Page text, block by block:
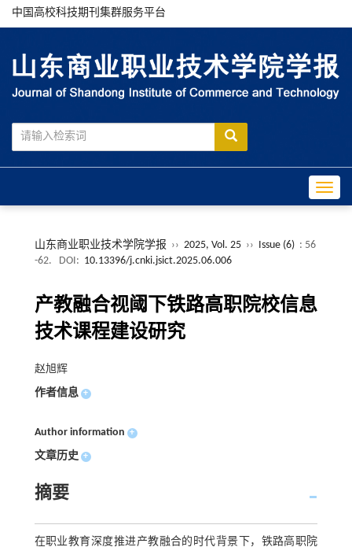
中国高校科技期刊集群服务平台
山东商业职业技术学院学报 ›› 2025, Vol. 25 ›› Issue (6) : 56
-62.
DOI: 10.13396/j.cnki.jsict.2025.06.006
产教融合视阈下铁路高职院校信息
技术课程建设研究
赵旭辉
作者信息 +
Author information +
文章历史 +
摘要
在职业教育深度推进产教融合的时代背景下，铁路高职院